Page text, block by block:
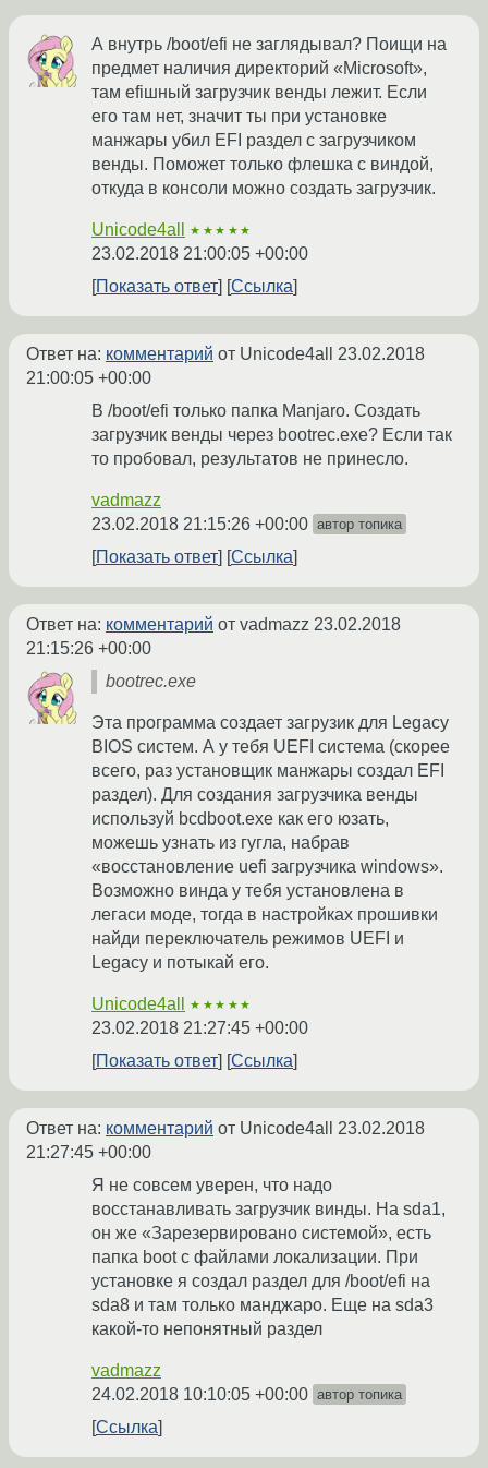
А внутрь /boot/efi не заглядывал? Поищи на
предмет наличия директорий «Microsoft»,
там efiшный загрузчик венды лежит. Если
его там нет, значит ты при установке
манжары убил EFI раздел с загрузчиком
венды. Поможет только флешка с виндой,
откуда в консоли можно создать загрузчик.
Unicode4all ★★★★★
23.02.2018 21:00:05 +00:00
Показать ответ
Ссылка
Ответ на: комментарий от Unicode4all 23.02.2018
21:00:05 +00:00
В /boot/efi только папка Manjaro. Создать
загрузчик венды через bootrec.exe? Если так
то пробовал, результатов не принесло.
vadmazz
23.02.2018 21:15:26 +00:00 автор топика
Показать ответ Ссылка
Ответ на: комментарий от vadmazz 23.02.2018
21:15:26 +00:00
bootrec.exe
Эта программа создает загрузик для Legacy
BIOS систем. А у тебя UEFI система (скорее
всего, раз установщик манжары создал EFI
раздел). Для создания загрузчика венды
используй bcdboot.exe как его юзать,
можешь узнать из гугла, набрав
«восстановление uefi загрузчика windows».
Возможно винда у тебя установлена в
легаси моде, тогда в настройках прошивки
найди переключатель режимов UEFI и
Legacy и потыкай его.
Unicode4all ★★★★★
23.02.2018 21:27:45 +00:00
Показать ответ
Ссылка
Ответ на: комментарий от Unicode4all 23.02.2018
21:27:45 +00:00
Я не совсем уверен, что надо
восстанавливать загрузчик винды. На sda1,
он же «Зарезервировано системой», есть
папка boot с файлами локализации. При
установке я создал раздел для /boot/efi на
sda8 и там только манджаро. Еще на sda3
какой-то непонятный раздел
vadmazz
24.02.2018 10:10:05 +00:00 автор топика
Ссылка